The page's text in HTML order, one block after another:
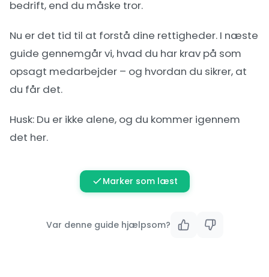
bedrift, end du måske tror.
Nu er det tid til at forstå dine rettigheder. I næste
guide gennemgår vi, hvad du har krav på som
opsagt medarbejder – og hvordan du sikrer, at
du får det.
Husk: Du er ikke alene, og du kommer igennem
det her.
Marker som læst
Var denne guide hjælpsom?